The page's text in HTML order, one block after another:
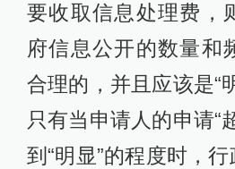
要收取信息处理费，
府信息公开的数量和
合理的，并且应该是“
只有当申请人的申请“
到“明显”的程度时，